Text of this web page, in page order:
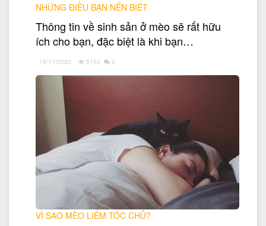
NHỮNG ĐIỀU BẠN NÊN BIẾT
Thông tin về sinh sản ở mèo sẽ rất hữu
ích cho bạn, đặc biệt là khi bạn…
16/11/2020 5103 0
VÌ SAO MÈO LIẾM TÓC CHỦ?